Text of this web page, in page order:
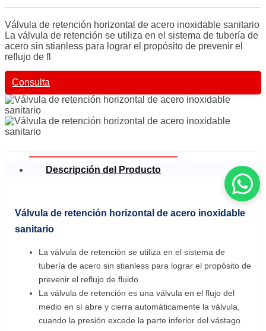
Válvula de retención horizontal de acero inoxidable sanitario
La válvula de retención se utiliza en el sistema de tubería de
acero sin stianless para lograr el propósito de prevenir el
reflujo de fl
Consulta
Descripción del Producto
Válvula de retención horizontal de acero inoxidable
sanitario
La válvula de retención se utiliza en el sistema de
tubería de acero sin stianless para lograr el propósito de
prevenir el reflujo de fluido.
La válvula de retención es una válvula en el flujo del
medio en sí abre y cierra automáticamente la válvula,
cuando la presión excede la parte inferior del vástago